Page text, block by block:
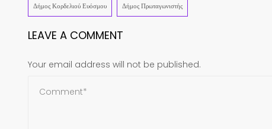
Δήμος Κορδελιού Ευόσμου Δήμος Πρωταγωνιστής
LEAVE A COMMENT
Your email address will not be published.